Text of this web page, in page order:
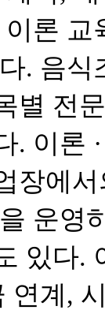
론
. 음식
별 전
. 이론
장에
운영
있다.
연계,